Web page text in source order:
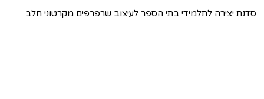
סדנת יצירה לתלמידי בתי הספר לעיצוב שרפרפים מקרטוני חלב